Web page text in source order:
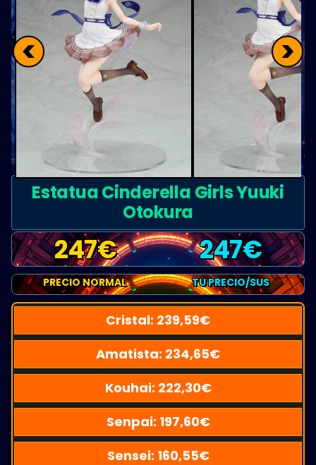
< >
Estatua Cinderella Girls Yuuki
Otokura
247€ 247€
PRECIO NORMAL TU PRECIO/SUS
Cristal: 239,59€
Amatista: 234,65€
Kouhai: 222,30€
Senpai: 197,60€
Sensei: 160,55€